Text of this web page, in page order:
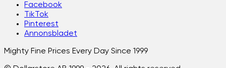
Facebook
TikTok
Pinterest
Annonsbladet
Mighty Fine Prices Every Day Since 1999